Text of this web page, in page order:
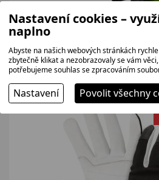
FIELDMANN FZO6011
Pohodlné pracovní rukavice u určené
164 bez DPH
199 Kč
Nastavení cookies –
naplno
Abyste na našich webových stránkách
zbytečně klikat a nezobrazovaly se vám
potřebujeme souhlas se zpracováním
Nastavení Povolit všechny